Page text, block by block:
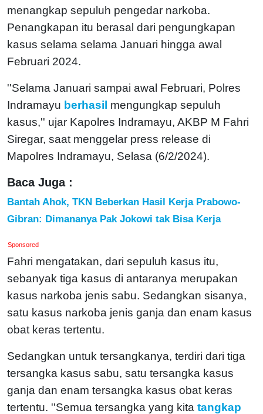
menangkap sepuluh pengedar narkoba.
Penangkapan itu berasal dari pengungkapan
kasus selama selama Januari hingga awal
Februari 2024.
''Selama Januari sampai awal Februari, Polres
Indramayu berhasil mengungkap sepuluh
kasus,'' ujar Kapolres Indramayu, AKBP M Fahri
Siregar, saat menggelar press release di
Mapolres Indramayu, Selasa (6/2/2024).
Baca Juga :
Bantah Ahok, TKN Beberkan Hasil Kerja Prabowo-
Gibran: Dimananya Pak Jokowi tak Bisa Kerja
Sponsored
Fahri mengatakan, dari sepuluh kasus itu,
sebanyak tiga kasus di antaranya merupakan
kasus narkoba jenis sabu. Sedangkan sisanya,
satu kasus narkoba jenis ganja dan enam kasus
obat keras tertentu.
Sedangkan untuk tersangkanya, terdiri dari tiga
tersangka kasus sabu, satu tersangka kasus
ganja dan enam tersangka kasus obat keras
tertentu. ''Semua tersangka yang kita tangkap